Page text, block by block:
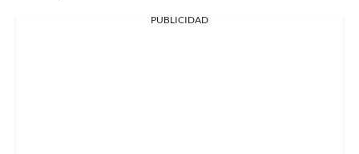
PUBLICIDAD